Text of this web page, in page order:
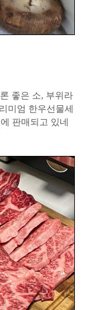
좋은 소, 부위라
미엄 한우선물세
판매되고 있네